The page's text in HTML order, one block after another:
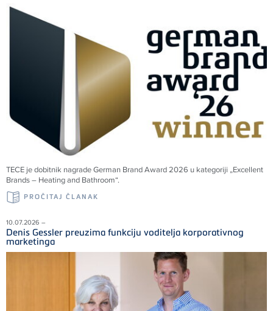
TECE je dobitnik nagrade German Brand Award 2026 u kategoriji „Excellent
Brands – Heating and Bathroom“.
PROČITAJ ČLANAK
10.07.2026 –
Denis Gessler preuzima funkciju voditelja korporativnog
marketinga